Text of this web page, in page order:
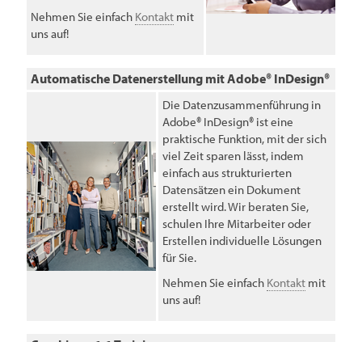
Nehmen Sie einfach Kontakt mit
uns auf!
Automatische Datenerstellung mit Adobe® InDesign®
Die Datenzusammenführung in
Adobe® InDesign® ist eine
praktische Funktion, mit der sich
viel Zeit sparen lässt, indem
einfach aus strukturierten
Datensätzen ein Dokument
erstellt wird. Wir beraten Sie,
schulen Ihre Mitarbeiter oder
Erstellen individuelle Lösungen
für Sie.
Nehmen Sie einfach Kontakt mit
uns auf!